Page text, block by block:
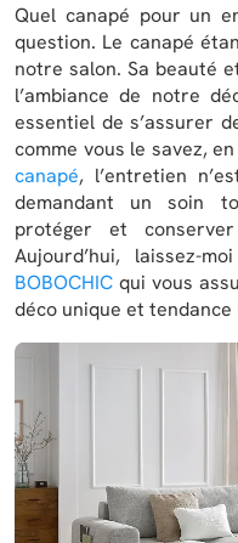
Quel canapé pour un
question. Le canapé
notre salon. Sa beauté
l’ambiance de notre
essentiel de s’assurer
comme vous le savez,
canapé, l’entretien
demandant un soin
protéger et
Aujourd’hui, laissez-
BOBOCHIC qui vous
déco unique et tendance